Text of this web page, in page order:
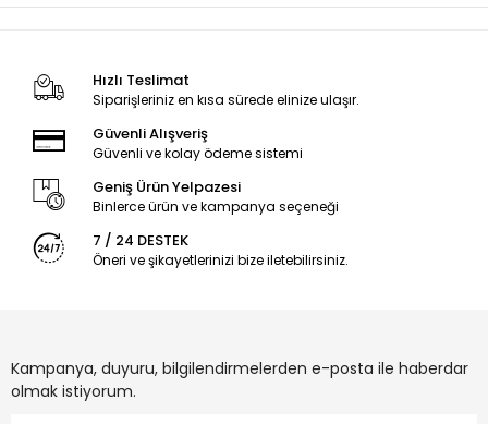
Hızlı Teslimat
Siparişleriniz en kısa sürede elinize ulaşır.
Güvenli Alışveriş
Güvenli ve kolay ödeme sistemi
Geniş Ürün Yelpazesi
Binlerce ürün ve kampanya seçeneği
7 / 24 DESTEK
Öneri ve şikayetlerinizi bize iletebilirsiniz.
Kampanya, duyuru, bilgilendirmelerden e-posta ile haberdar
olmak istiyorum.